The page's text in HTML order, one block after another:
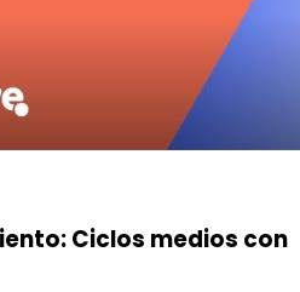
Ciclos medios con